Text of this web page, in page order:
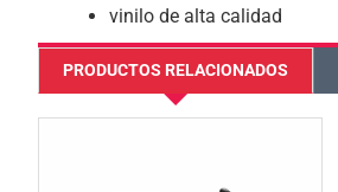
vinilo de alta calidad
PRODUCTOS RELACIONADOS